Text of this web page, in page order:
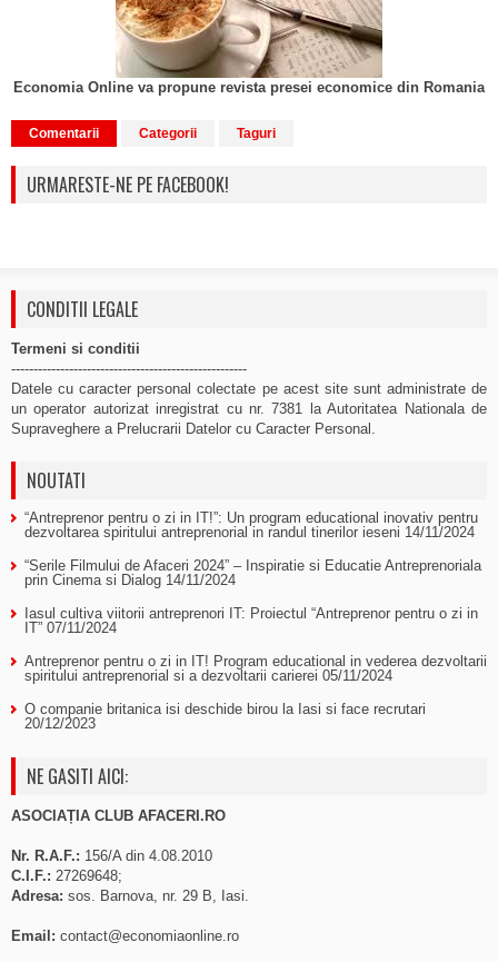
Economia Online va propune revista presei economice din Romania
Comentarii Categorii Taguri
URMARESTE-NE PE FACEBOOK!
CONDITII LEGALE
Termeni si conditii
-----------------------------------------------------
Datele cu caracter personal colectate pe acest site sunt administrate de
un operator autorizat inregistrat cu nr. 7381 la Autoritatea Nationala de
Supraveghere a Prelucrarii Datelor cu Caracter Personal.
NOUTATI
“Antreprenor pentru o zi in IT!”: Un program educational inovativ pentru
dezvoltarea spiritului antreprenorial in randul tinerilor ieseni 14/11/2024
“Serile Filmului de Afaceri 2024” – Inspiratie si Educatie Antreprenoriala
prin Cinema si Dialog 14/11/2024
Iasul cultiva viitorii antreprenori IT: Proiectul “Antreprenor pentru o zi in
IT” 07/11/2024
Antreprenor pentru o zi in IT! Program educational in vederea dezvoltarii
spiritului antreprenorial si a dezvoltarii carierei 05/11/2024
O companie britanica isi deschide birou la Iasi si face recrutari
20/12/2023
NE GASITI AICI:
ASOCIAȚIA CLUB AFACERI.RO
Nr. R.A.F.: 156/A din 4.08.2010
C.I.F.: 27269648;
Adresa: sos. Barnova, nr. 29 B, Iasi.
Email: contact@economiaonline.ro